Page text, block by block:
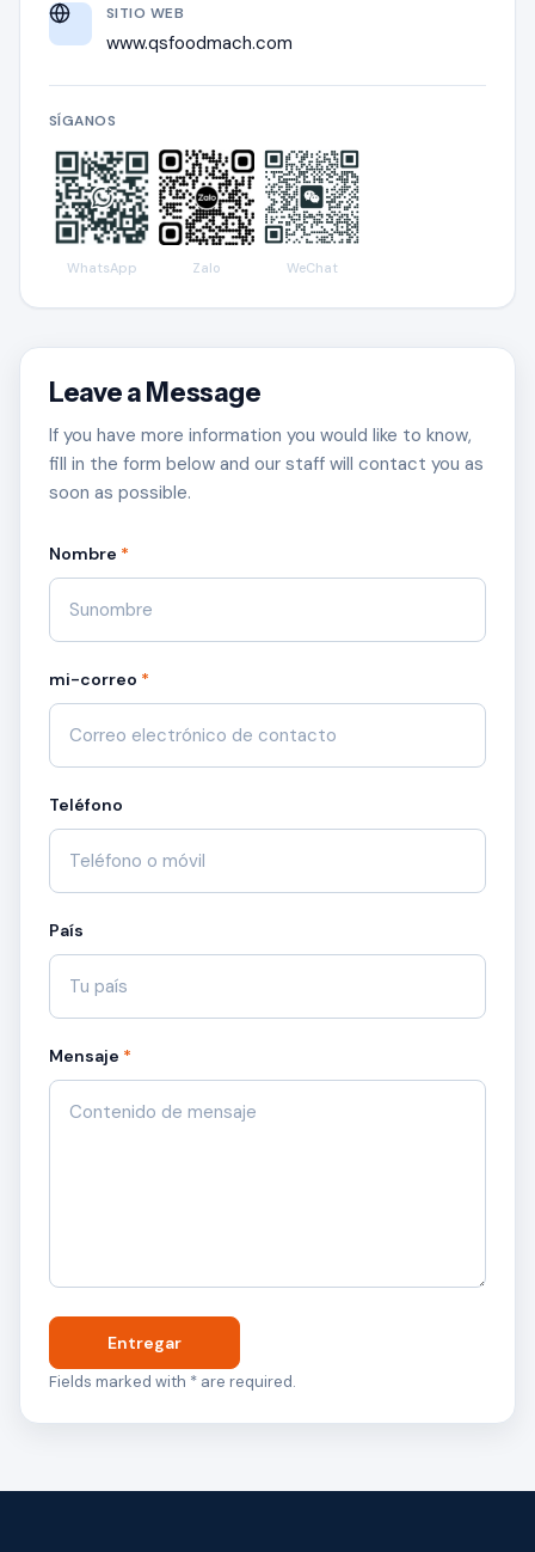
SITIO WEB
www.qsfoodmach.com
SÍGANOS
WhatsApp Zalo WeChat
Leave a Message
If you have more information you would like to know,
fill in the form below and our staff will contact you as
soon as possible.
Nombre *
mi-correo *
Teléfono
País
Mensaje *
Entregar
Fields marked with * are required.